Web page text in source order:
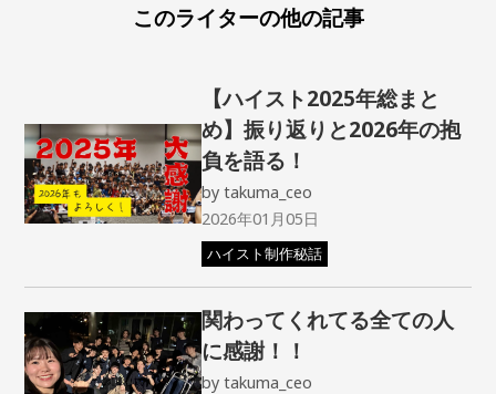
このライターの他の記事
【ハイスト2025年総まと
め】振り返りと2026年の抱
負を語る！
bytakuma_ceo
2026年01月05日
ハイスト制作秘話
関わってくれてる全ての人
に感謝！！
bytakuma_ceo